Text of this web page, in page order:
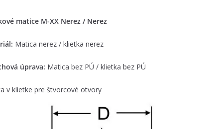
matice M-XX Nerez / Nerez
Matica nerez / klietka nerez
úprava: Matica bez PÚ / klietka bez PÚ
v klietke pre štvorcové otvory